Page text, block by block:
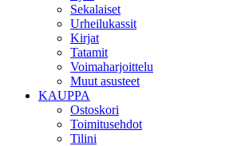
Sekalaiset
Urheilukassit
Kirjat
Tatamit
Voimaharjoittelu
Muut asusteet
KAUPPA
Ostoskori
Toimitusehdot
Tilini